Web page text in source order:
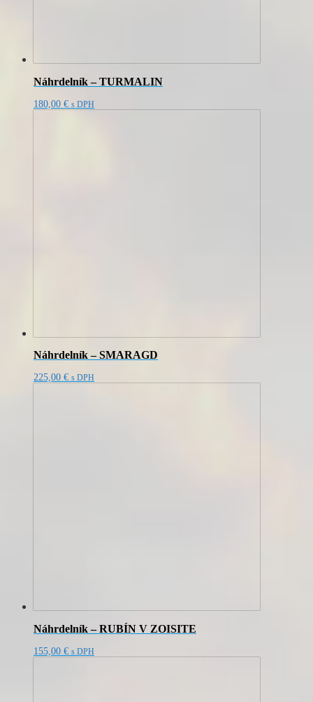
Náhrdelník – TURMALIN
180,00 € s DPH
Náhrdelník – SMARAGD
225,00 € s DPH
Náhrdelník – RUBÍN V ZOISITE
155,00 € s DPH